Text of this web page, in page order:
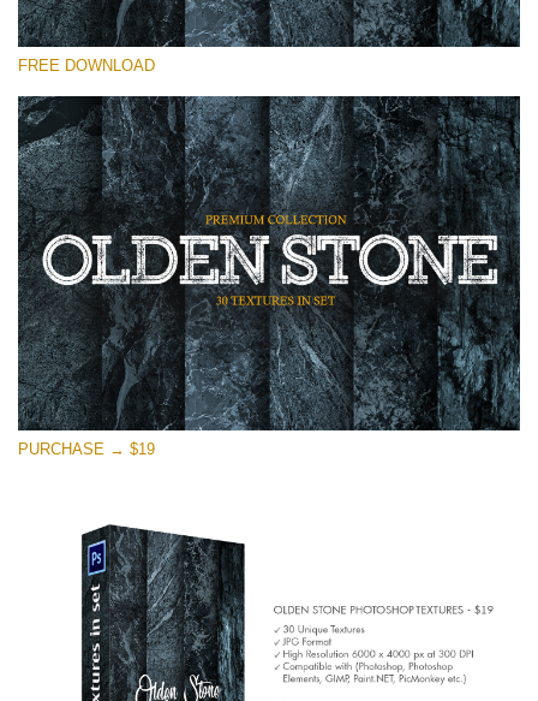
Please select
Small 800*533px
Olden Stone
(30 Textures)
Large 6000*4000px
Entire Collection
(1783 Overlays)
Large 6000*4000px
Free download
FREE DOWNLOAD
PURCHASE → $19